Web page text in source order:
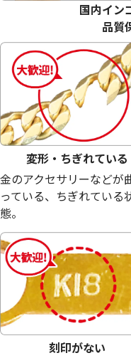
18金 (K18) メガネ
23.6g
参考買取価格
530,300円
国内イン
品質
変形・ちぎれている
金のアクセサリーなどが
っている、ちぎれている
態。
刻印がない